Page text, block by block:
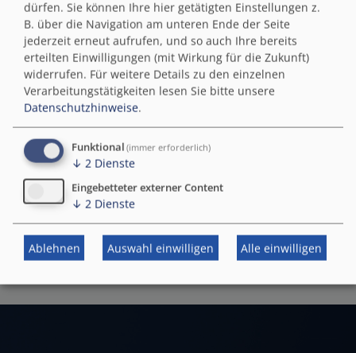
NEUHEIT
dry BIG MAGNET
Klicken statt Spitzen.
Mehr dazu ›
dürfen. Sie können Ihre hier getätigten Einstellungen z.
B. über die Navigation am unteren Ende der Seite
jederzeit erneut aufrufen, und so auch Ihre bereits
erteilten Einwilligungen (mit Wirkung für die Zukunft)
widerrufen. Für weitere Details zu den einzelnen
Verarbeitungstätigkeiten lesen Sie bitte unsere
Datenschutzhinweise.
Funktional (immer erforderlich)
↓ 2 Dienste
Eingebetteter externer Content
↓ 2 Dienste
Ablehnen Auswahl einwilligen Alle einwilligen